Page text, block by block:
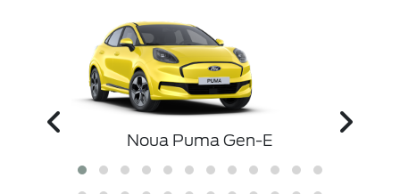
Noua Puma Gen-E